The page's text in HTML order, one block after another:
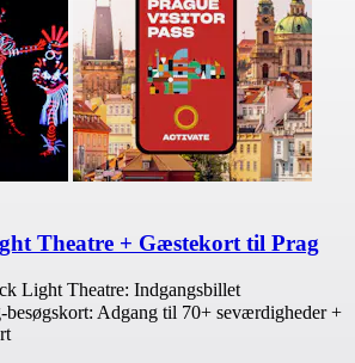
Theatre + Gæstekort til Prag
Light Theatre: Indgangsbillet
Adgang til 70+ seværdigheder +